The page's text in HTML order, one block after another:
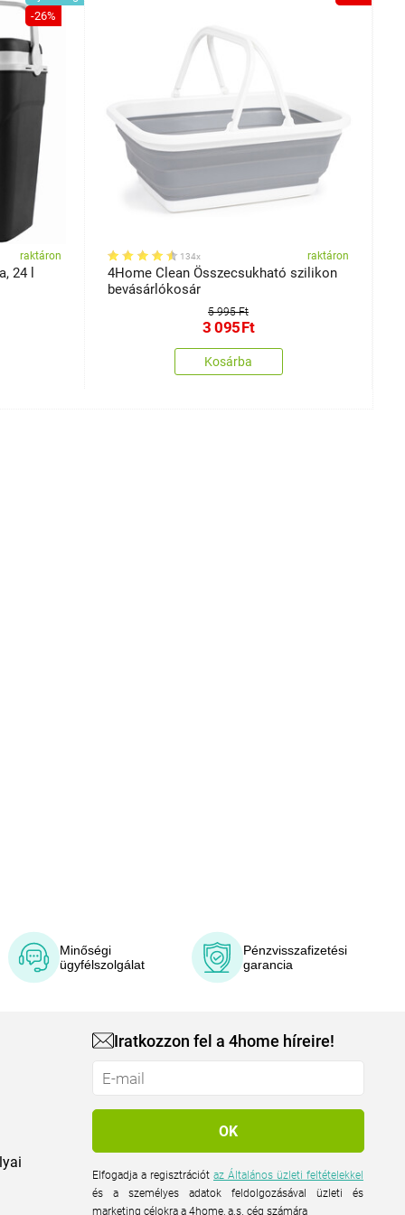
-26%
raktáron
24 l
134x raktáron
4Home Clean Összecsukható szilikon
bevásárlókosár
5 995 Ft
3 095Ft
Kosárba
Minőségi
ügyfélszolgálat
Pénzvisszafizetési
garancia
Iratkozzon fel a 4home híreire!
Elfogadja a regisztrációtaz Általános üzleti feltételekkel
és a személyes adatok feldolgozásával üzleti és
marketing célokra a 4home, a.s. cég számára